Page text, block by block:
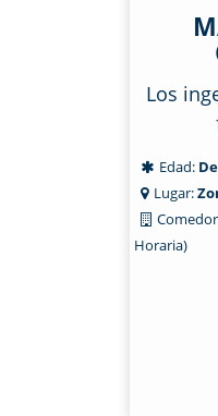
Los
Edad:
Lugar:
Horaria)